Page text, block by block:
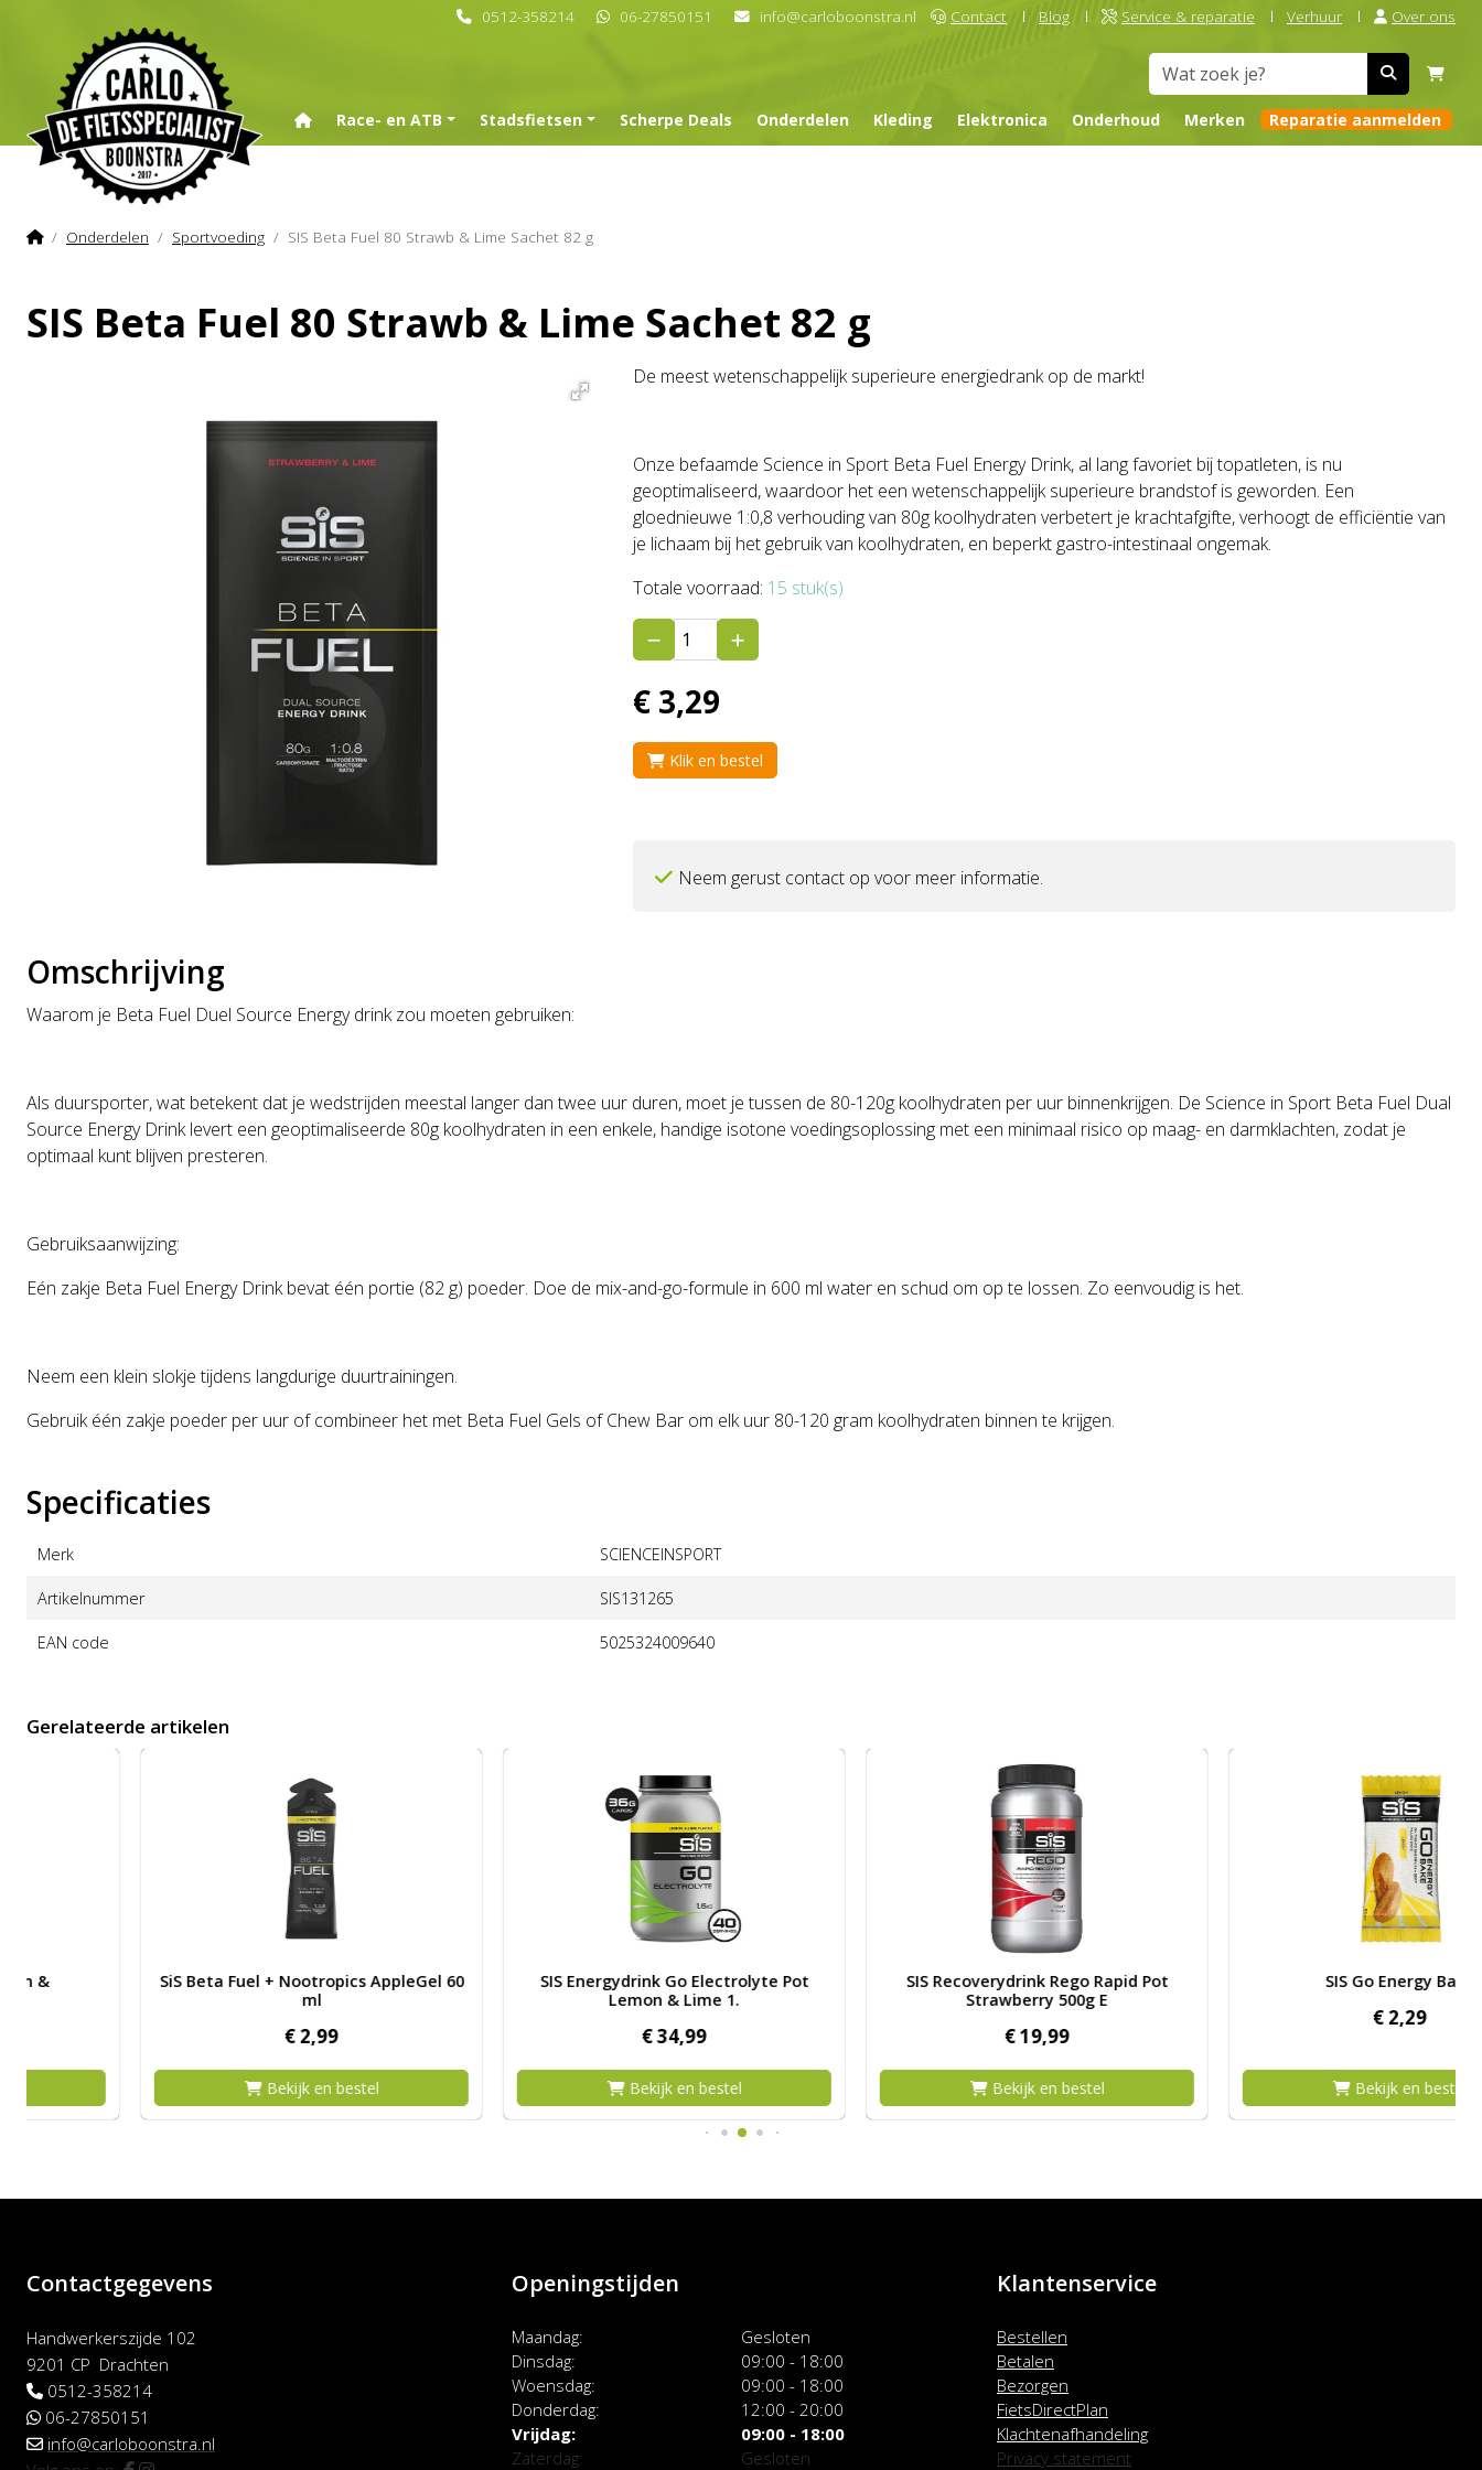
0512-358214 06-27850151 info@carloboonstra.nl Contact Blog Service & reparatie Verhuur Over ons
HomeRace- en ATB Stadsfietsen Scherpe Deals Onderdelen Kleding Elektronica Onderhoud Merken Reparatie aanmelden
HomeOnderdelen Sportvoeding SIS Beta Fuel 80 Strawb & Lime Sachet 82 g
SIS Beta Fuel 80 Strawb & Lime Sachet 82 g
De meest wetenschappelijk superieure energiedrank op de markt!
Onze befaamde Science in Sport Beta Fuel Energy Drink, al lang favoriet bij topatleten, is nu
geoptimaliseerd, waardoor het een wetenschappelijk superieure brandstof is geworden. Een
gloednieuwe 1:0,8 verhouding van 80g koolhydraten verbetert je krachtafgifte, verhoogt de efficiëntie van
je lichaam bij het gebruik van koolhydraten, en beperkt gastro-intestinaal ongemak.
Totale voorraad: 15 stuk(s)
€ 3,29
Klik en bestel
Neem gerust contact op voor meer informatie.
Omschrijving
Waarom je Beta Fuel Duel Source Energy drink zou moeten gebruiken:
Als duursporter, wat betekent dat je wedstrijden meestal langer dan twee uur duren, moet je tussen de 80-120g koolhydraten per uur binnenkrijgen. De Science in Sport Beta Fuel Dual
Source Energy Drink levert een geoptimaliseerde 80g koolhydraten in een enkele, handige isotone voedingsoplossing met een minimaal risico op maag- en darmklachten, zodat je
optimaal kunt blijven presteren.
Gebruiksaanwijzing:
Eén zakje Beta Fuel Energy Drink bevat één portie (82 g) poeder. Doe de mix-and-go-formule in 600 ml water en schud om op te lossen. Zo eenvoudig is het.
Neem een klein slokje tijdens langdurige duurtrainingen.
Gebruik één zakje poeder per uur of combineer het met Beta Fuel Gels of Chew Bar om elk uur 80-120 gram koolhydraten binnen te krijgen.
Specificaties
Merk SCIENCEINSPORT
Artikelnummer SIS131265
EAN code 5025324009640
Gerelateerde artikelen
SiS Beta Fuel + Nootropics AppleGel 60
Bekijk en bestel
SIS Energydrink Go Electrolyte Pot
Lemon & Lime 1.
Bekijk en bestel
SIS Recoverydrink Rego Rapid Pot
Strawberry 500g E
Bekijk en bestel
SIS Go Energy Bake
Bekijk en bestel
Contactgegevens
Handwerkerszijde 102
9201 CP Drachten
0512-358214
06-27850151
info@carloboonstra.nl
Openingstijden
Maandag
Gesloten
Dinsdag
09:00 - 18:00
Woensdag
09:00 - 18:00
Donderdag
12:00 - 20:00
Vrijdag
09:00 - 18:00
Zaterdag
Gesloten
Klantenservice
Bestellen
Betalen
Bezorgen
FietsDirectPlan
Klachtenafhandeling
Privacy statement